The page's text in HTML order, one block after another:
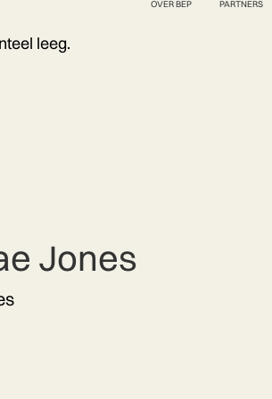
OVER BEP PARTNERS
leeg.
Jones